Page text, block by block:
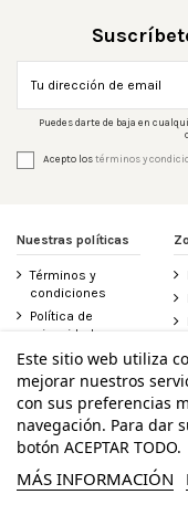
Puedes darte de baja en
Acepto lostérminos y
Nuestras políticas
Términos y
condiciones
Política de
privacidad
Aviso legal
Política de
cookies
Accesibilidad
Este sitio web utiliza
mejorar nuestros
con sus preferencias
navegación. Para dar
botón ACEPTAR TODO.
MÁS INFORMACIÓN
Ejercer